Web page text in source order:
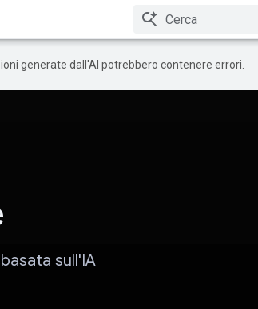
generate dall'AI potrebbero contenere errori.
sull'IA